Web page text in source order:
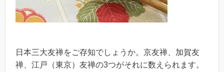
日本三大友禅をご存知でしょうか。京友禅、加賀友
禅、江戸（東京）友禅の3つがそれに数えられます。